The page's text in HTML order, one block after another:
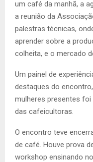
um café da manhã, a
a reunião da
palestras técnicas,
aprender sobre a
colheita, e o mercado
Um painel de
destaques do
mulheres presentes foi
das cafeicultoras.
O encontro teve
de café. Houve prova
workshop ensinando